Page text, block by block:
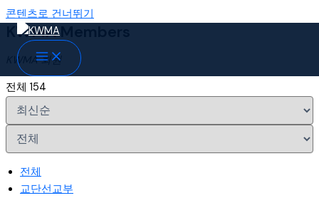
콘텐츠로 건너뛰기
KWMA Members
KWMA 회원
전체 154
전체
교단선교부